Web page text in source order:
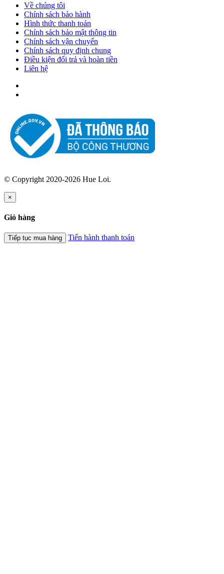
Về chúng tôi
Chính sách bảo hành
Hình thức thanh toán
Chính sách bảo mật thông tin
Chính sách vận chuyển
Chính sách quy định chung
Điều kiện đổi trả và hoàn tiền
Liên hệ
© Copyright 2020-2026 Hue Loi.
×
Giỏ hàng
Tiếp tục mua hàng Tiến hành thanh toán